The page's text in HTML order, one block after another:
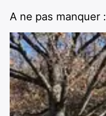
A ne pas manquer :